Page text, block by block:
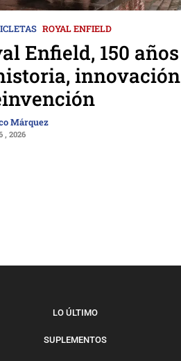
ROYAL ENFIELD
Enfield, 150 años
innovación
Márquez
, 2026
LO ÚLTIMO
SUPLEMENTOS